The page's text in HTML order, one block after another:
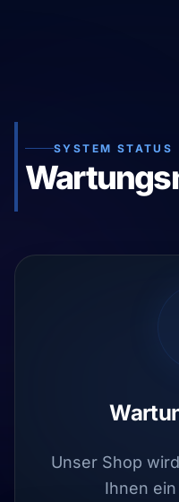
SYSTEM STATUS
Unser Shop
Ihnen